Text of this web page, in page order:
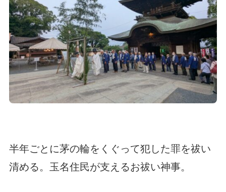
半年ごとに茅の輪をくぐって犯した罪を祓い
清める。玉名住民が支えるお祓い神事。